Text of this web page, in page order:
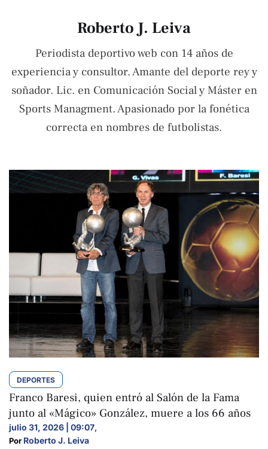
Roberto J. Leiva
Periodista deportivo web con 14 años de
experiencia y consultor. Amante del deporte rey y
soñador. Lic. en Comunicación Social y Máster en
Sports Managment. Apasionado por la fonética
correcta en nombres de futbolistas.
DEPORTES
Franco Baresi, quien entró al Salón de la Fama
junto al «Mágico» González, muere a los 66 años
julio 31, 2026 | 09:07,
Por Roberto J. Leiva